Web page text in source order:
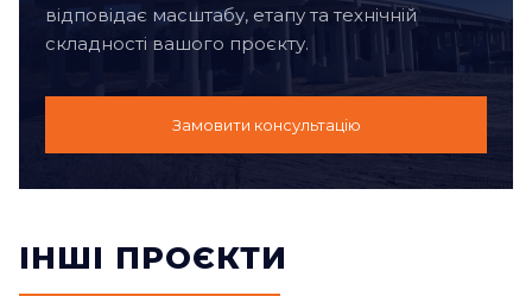
відповідає масштабу, етапу та технічній
складності вашого проєкту.
Замовити консультацію
ІНШІ ПРОЄКТИ